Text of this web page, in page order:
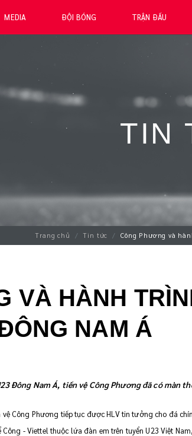
MEDIA ĐỘI BÓNG TRẬN ĐẤU
TIN
Trang chủ Tin tức Công Phương và
VÀ HÀNH
NAM Á
Đông Nam Á, tiền vệ Công Phương đã có màn
Công Phương tiếp tục được HLV tin tưởng cho đá
- Viettel thuộc lứa đàn em trên tuyển U23 Việt